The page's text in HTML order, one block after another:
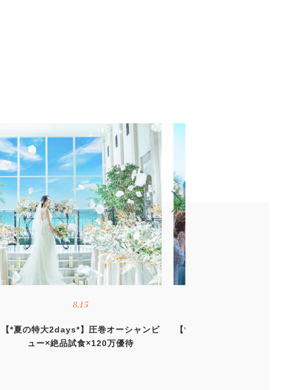
8.15
【*夏の特大2days*】圧巻オーシャンビ
ュー×絶品試食×120万優待
【*夏の特大2days*】圧巻オー